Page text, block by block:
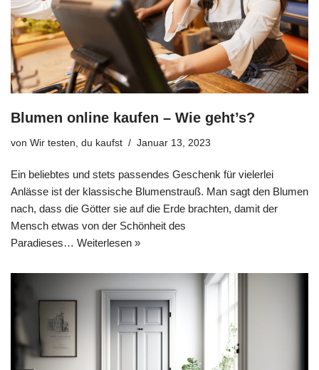
Blumen online kaufen – Wie geht’s?
von Wir testen, du kaufst Januar 13, 2023
Ein beliebtes und stets passendes Geschenk für vielerlei
Anlässe ist der klassische Blumenstrauß. Man sagt den Blumen
nach, dass die Götter sie auf die Erde brachten, damit der
Mensch etwas von der Schönheit des
Paradieses… Weiterlesen »